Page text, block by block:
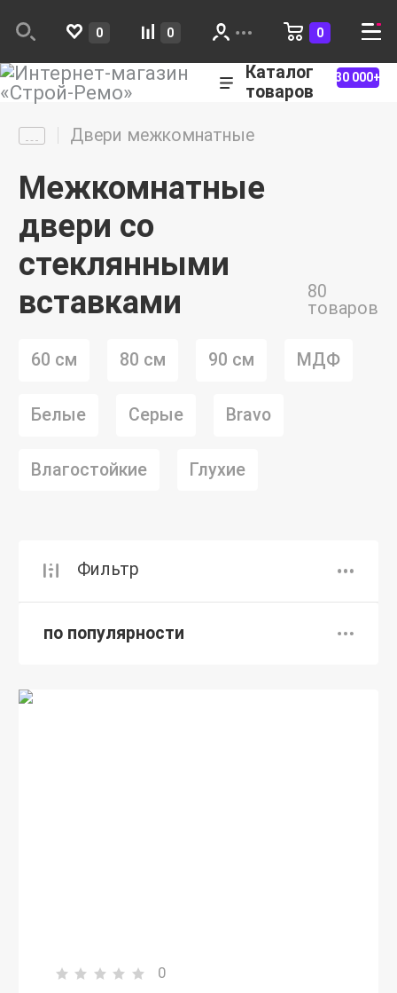
0 0 0
Каталог
товаров
30 000+
Двери межкомнатные
Межкомнатные
двери со
стеклянными
вставками
80
товаров
60 см 80 см 90 см МДФ
Белые Серые Bravo
Влагостойкие Глухие
Фильтр
по популярности
0